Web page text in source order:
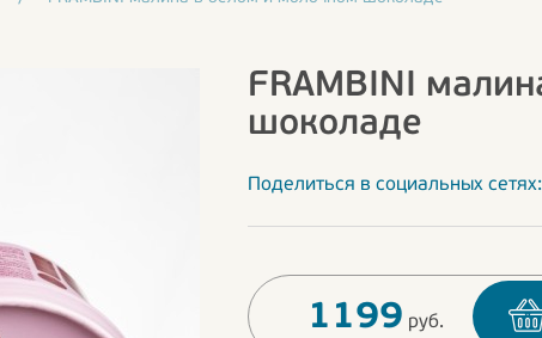
FRAMBINI
шоколаде
Поделиться в социальных сетях:
1199 руб.